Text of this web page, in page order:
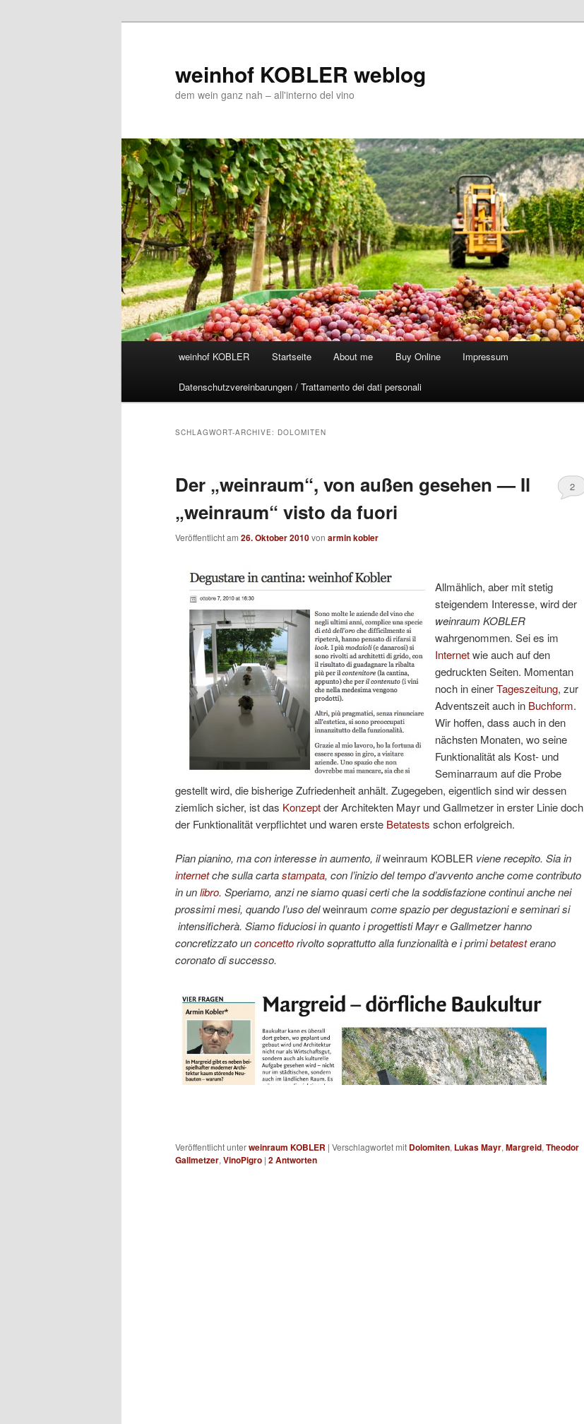
weinhof KOBLER weblog
dem wein ganz nah – all'interno del vino
weinhof KOBLER Startseite About me Buy Online Impressum
Datenschutzvereinbarungen / Trattamento dei dati personali
SCHLAGWORT-ARCHIVE: DOLOMITEN
Der „weinraum“, von außen gesehen — Il
„weinraum“ visto da fuori
Veröffentlicht am 26. Oktober 2010von armin kobler
2
Allmählich, aber mit stetig
steigendem Interesse, wird der
weinraum KOBLER
wahrgenommen. Sei es im
Internetwie auch auf den
gedruckten Seiten. Momentan
noch in einerTageszeitung, zur
Adventszeit auch in Buchform.
Wir hoffen, dass auch in den
nächsten Monaten, wo seine
Funktionalität als Kost- und
Seminarraum auf die Probe
gestellt wird, die bisherige Zufriedenheit anhält. Zugegeben, eigentlich sind wir dessen
ziemlich sicher, ist das Konzeptder Architekten Mayr und Gallmetzer in erster Linie doch
der Funktionalität verpflichtet und waren erste Betatests schon erfolgreich.
Pian pianino, ma con interesse in aumento, ilweinraum KOBLER viene recepito. Sia in
internetche sulla cartastampata, con l’inizio del tempo d’avvento anche come contributo
in unlibro. Speriamo, anzi ne siamo quasi certi che la soddisfazione continui anche nei
prossimi mesi, quando l’uso delweinraum come spazio per degustazioni e seminari si
intensificherà. Siamo fiduciosi in quanto i progettisti Mayr e Gallmetzer hanno
concretizzato unconcettorivolto soprattutto alla funzionalità e i primibetatesterano
coronato di successo.
Veröffentlicht unterweinraum KOBLER | Verschlagwortet mit Dolomiten, Lukas Mayr, Margreid, Theodor
Gallmetzer, VinoPigro | 2Antworten